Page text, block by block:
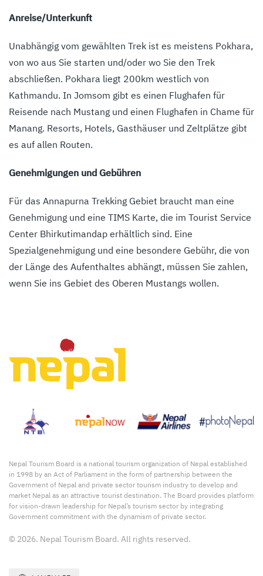
Anreise/Unterkunft
Unabhängig vom gewählten Trek ist es meistens Pokhara,
von wo aus Sie starten und/oder wo Sie den Trek
abschließen. Pokhara liegt 200km westlich von
Kathmandu. In Jomsom gibt es einen Flughafen für
Reisende nach Mustang und einen Flughafen in Chame für
Manang. Resorts, Hotels, Gasthäuser und Zeltplätze gibt
es auf allen Routen.
Genehmigungen und Gebühren
Für das Annapurna Trekking Gebiet braucht man eine
Genehmigung und eine TIMS Karte, die im Tourist Service
Center Bhirkutimandap erhältlich sind. Eine
Spezialgenehmigung und eine besondere Gebühr, die von
der Länge des Aufenthaltes abhängt, müssen Sie zahlen,
wenn Sie ins Gebiet des Oberen Mustangs wollen.
Nepal Tourism Board is a national tourism organization of Nepal established
in 1998 by an Act of Parliament in the form of partnership between the
Government of Nepal and private sector tourism industry to develop and
market Nepal as an attractive tourist destination. The Board provides platform
for vision-drawn leadership for Nepal’s tourism sector by integrating
Government commitment with the dynamism of private sector.
© 2026. Nepal Tourism Board. All rights reserved.